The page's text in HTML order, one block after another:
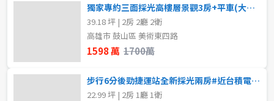
獨家專約三面採光高樓層景觀3房+平車(大降價)
39.18 坪 | 2房 2廳 2衛
高雄市 鼓山區 美術東四路
1598 萬 1700萬
步行6分後勁捷運站全新採光兩房#近台積電園區
22.99 坪 | 2房 1廳 1衛